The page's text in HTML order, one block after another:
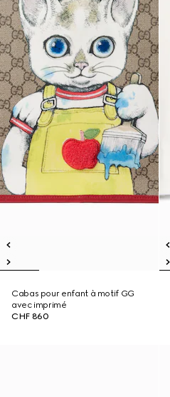
Cabas pour enfant à motif GG
avec imprimé
CHF 860